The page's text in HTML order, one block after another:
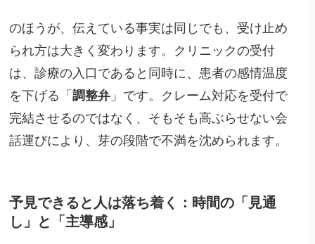
のほうが、伝えている事実は同じでも、受け止め
られ方は大きく変わります。クリニックの受付
は、診療の入口であると同時に、患者の感情温度
を下げる「調整弁 」です。クレーム対応を受付で
完結させるのではなく、そもそも高ぶらせない会
話運びにより、芽の段階で不満を沈められます。
予見できると人は落ち着く：時間の「見通
し」と「主導感」